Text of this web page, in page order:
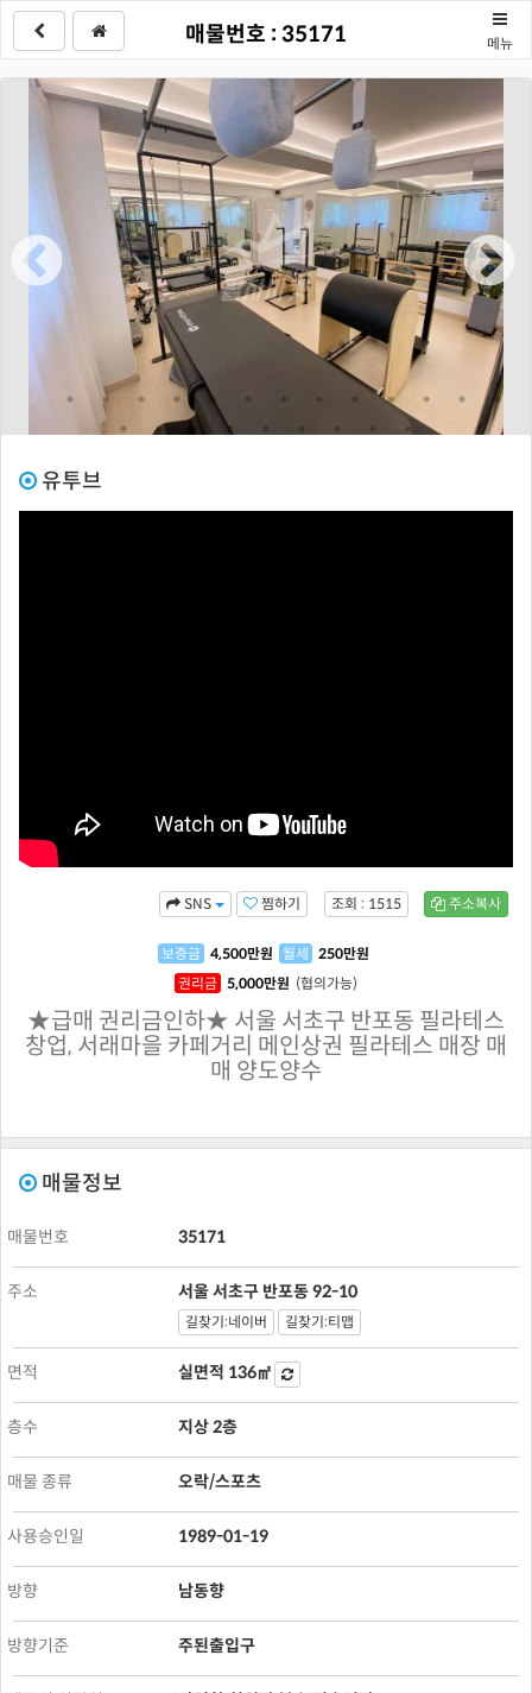
메뉴
매물번호 : 35171
유투브
주소복사
조회 : 1515
찜하기
SNS
보증금 4,500만원 월세 250만원
권리금 5,000만원 (협의가능)
★급매 권리금인하★ 서울 서초구 반포동 필라테스
창업, 서래마을 카페거리 메인상권 필라테스 매장 매
매 양도양수
매물정보
매물번호 35171
주소 서울 서초구 반포동 92-10
길찾기:네이버 길찾기:티맵
면적 실면적 136㎡
층수 지상 2층
매물 종류 오락/스포츠
사용승인일 1989-01-19
방향 남동향
방향기준 주된출입구